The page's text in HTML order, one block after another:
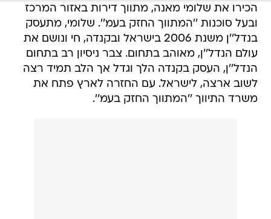
הכירו את שלומי מאנה, מתווך דירות באזור המרכז
ובעל סוכנות ''המתווך החזק בעמ''. שלומי, מתעסק
בנדל''ן משנת 2006 בישראל ובקנדה, חי ונושם את
עולם הנדל''ן, מאוהב בתחום. צבר ניסיון רב בתחום
הנדל''ן, העסק בקנדה הלך וגדל אך הלב תמיד רצה
לשוב ארצה, לישראל. עם החזרה לארץ פתח את
משרד התיווך ''המתווך החזק בעמ''.